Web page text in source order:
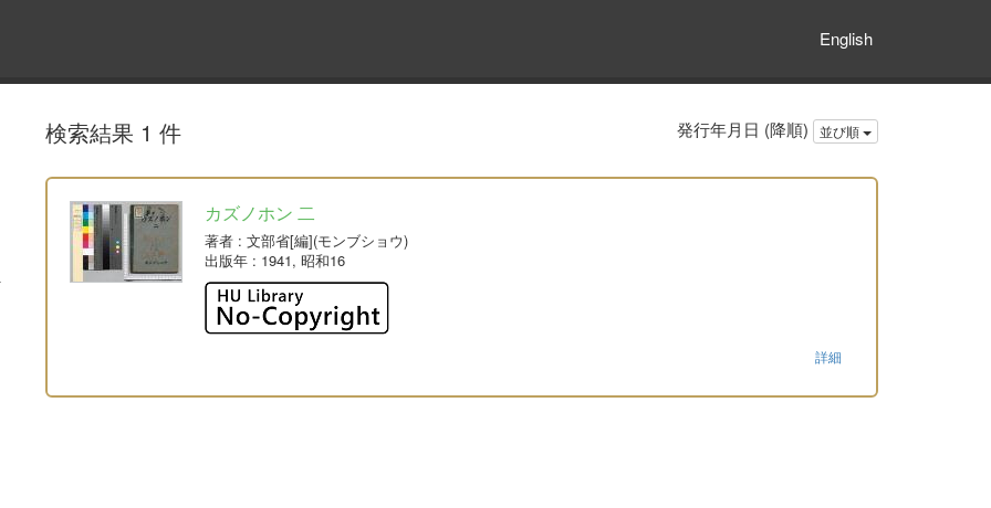
English
検索結果 1 件 発行年月日 (降順) 並び順
カズノホン 二
著者: 文部省[編](モンブショウ)
出版年: 1941, 昭和16
詳細